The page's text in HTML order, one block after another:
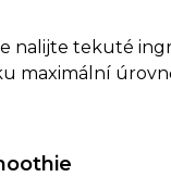
nalijte tekuté
maximální